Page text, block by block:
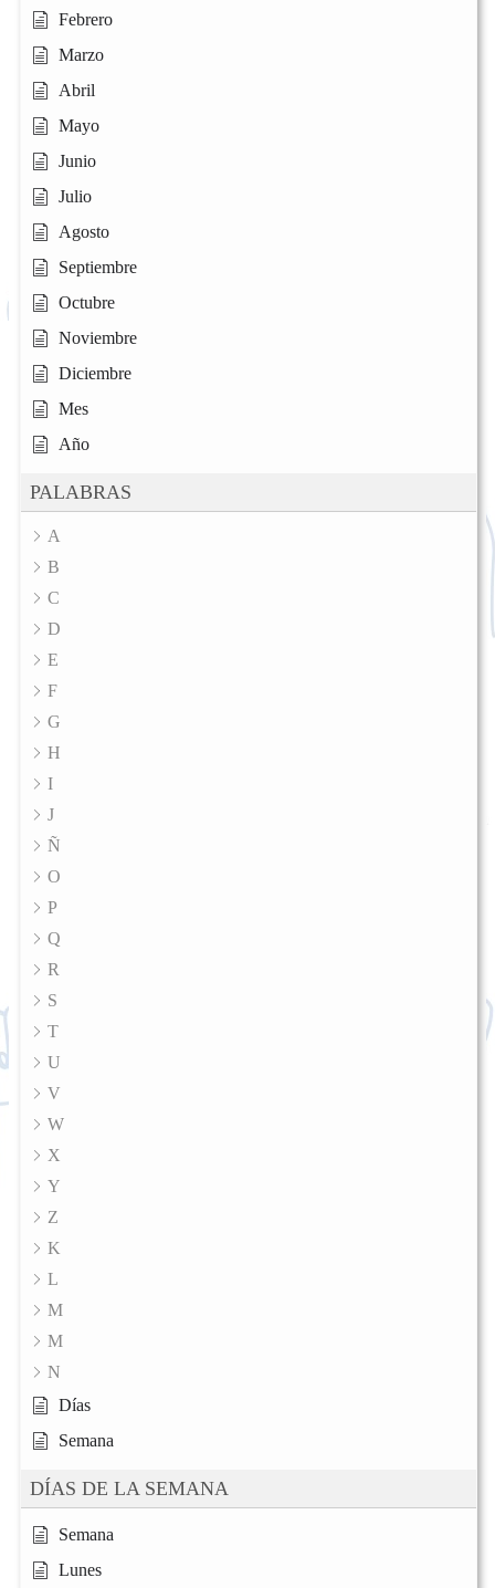
Febrero
Marzo
Abril
Mayo
Junio
Julio
Agosto
Septiembre
Octubre
Noviembre
Diciembre
Mes
Año
PALABRAS
A
B
C
D
E
F
G
H
I
J
Ñ
O
P
Q
R
S
T
U
V
W
X
Y
Z
K
L
M
M
N
Días
Semana
DÍAS DE LA SEMANA
Semana
Lunes